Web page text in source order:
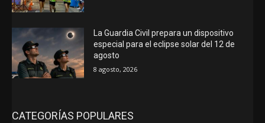
La Guardia Civil prepara un dispositivo
especial para el eclipse solar del 12 de
agosto
8 agosto, 2026
CATEGORÍAS POPULARES